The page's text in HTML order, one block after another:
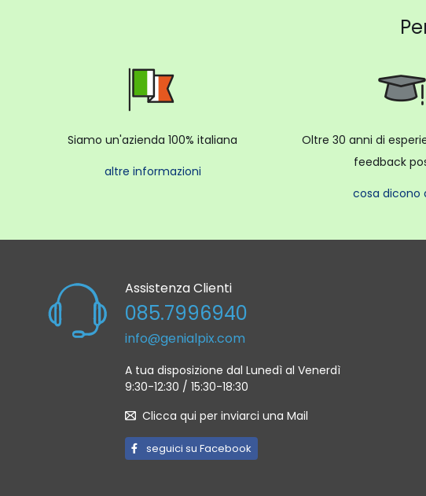
Siamo un'azienda 100% italiana
altre informazioni
Oltre 30 anni di
feedback
cosa dicono
Assistenza Clienti
085.7996940
info@genialpix.com
A tua disposizione dal Lunedì al Venerdì
9:30-12:30 / 15:30-18:30
Clicca qui per inviarci una Mail
seguici su Facebook